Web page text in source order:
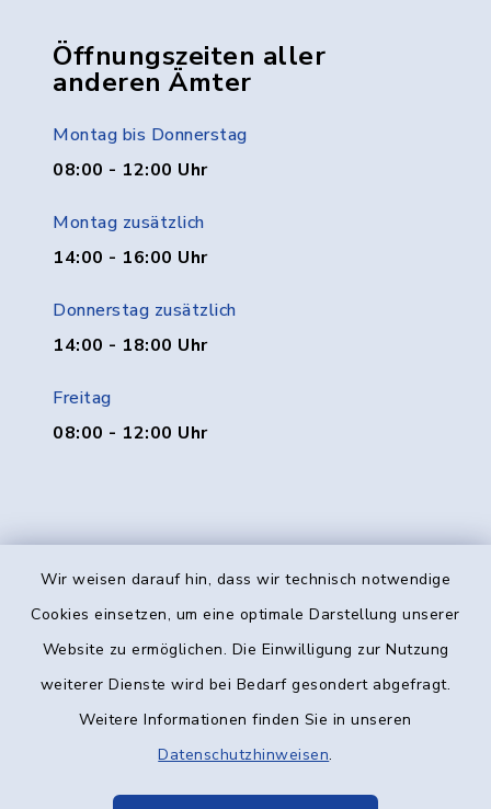
Wir weisen darauf hin, dass wir technisch notwendige
Cookies einsetzen, um eine optimale Darstellung unserer
Website zu ermöglichen. Die Einwilligung zur Nutzung
weiterer Dienste wird bei Bedarf gesondert abgefragt.
Weitere Informationen finden Sie in unseren
Datenschutzhinweisen.
Öffnungszeiten aller
anderen Ämter
Montag bis Donnerstag
08:00 - 12:00 Uhr
Montag zusätzlich
14:00 - 16:00 Uhr
Donnerstag zusätzlich
14:00 - 18:00 Uhr
Freitag
08:00 - 12:00 Uhr
Kontakt
Datenschutz